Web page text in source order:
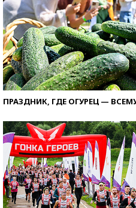
ПРАЗДНИК, ГДЕ ОГУРЕЦ —